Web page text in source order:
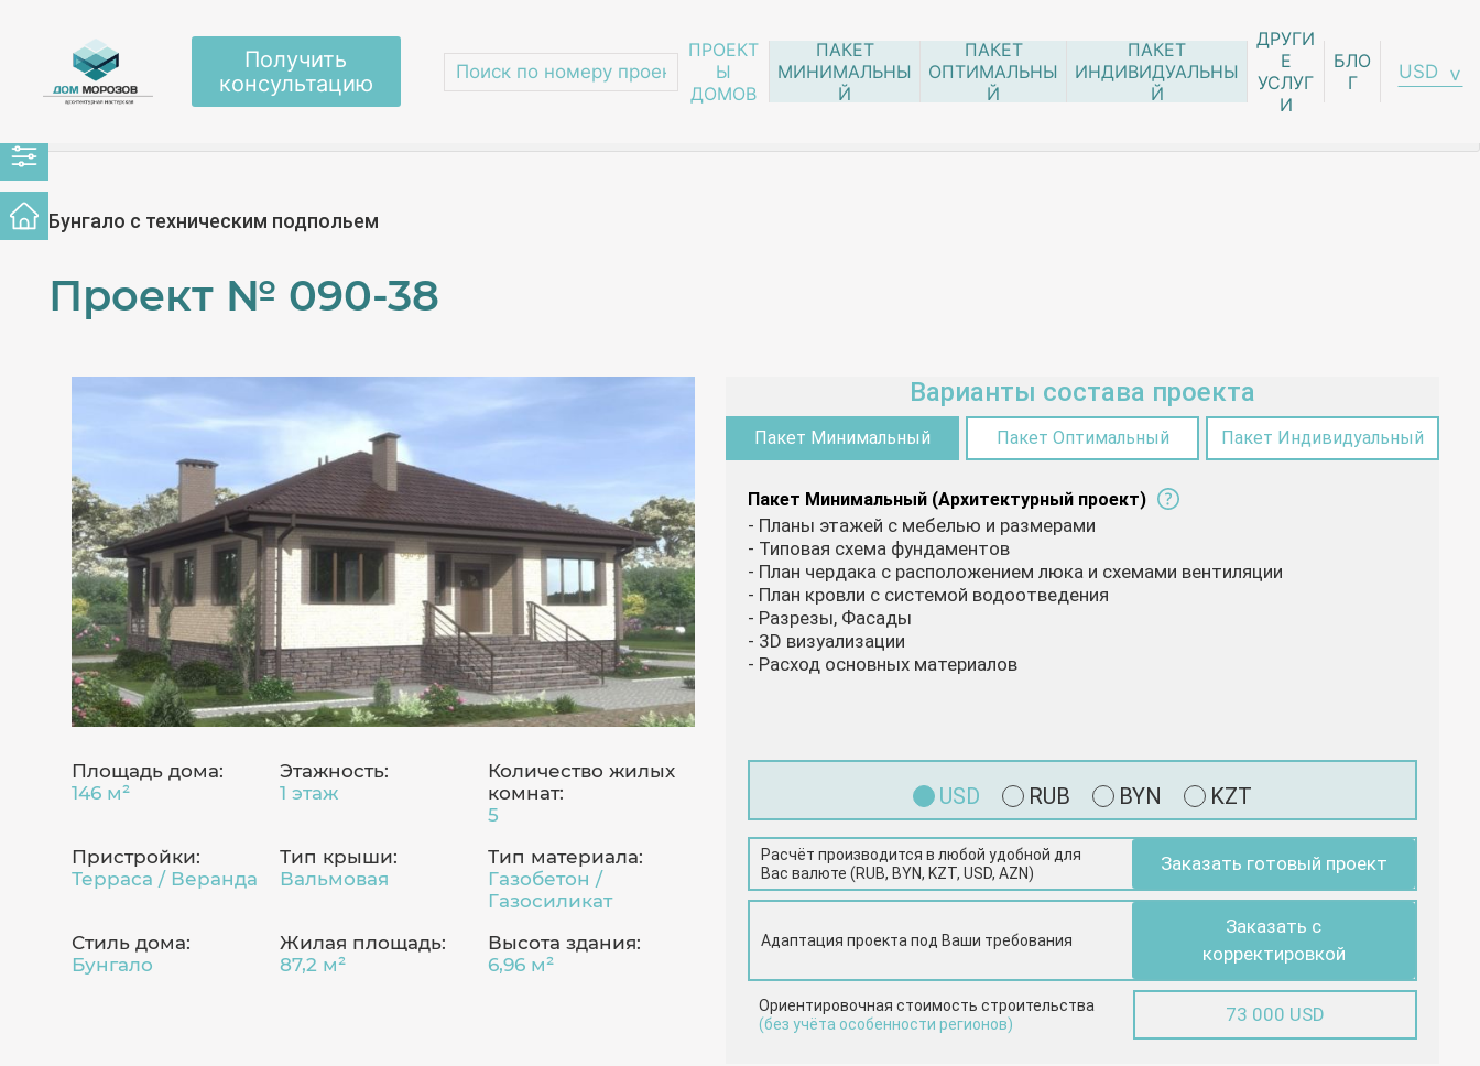
Получить
консультацию
ПРОЕКТ
Ы
ДОМОВ
ПАКЕТ
МИНИМАЛЬНЫ
Й
ПАКЕТ
ОПТИМАЛЬНЫ
Й
ПАКЕТ
ИНДИВИДУАЛЬНЫ
Й
ДРУГИ
Е
УСЛУГ
И
БЛО
Г
USD
Бунгало с техническим подпольем
Проект № 090-38
Площадь дома:
146 м²
Этажность:
1 этаж
Количество жилых
комнат:
5
Пристройки:
Терраса / Веранда
Тип крыши:
Вальмовая
Тип материала:
Газобетон /
Газосиликат
Стиль дома:
Бунгало
Жилая площадь:
87,2 м²
Высота здания:
6,96 м²
Варианты состава проекта
Пакет Минимальный Пакет Оптимальный Пакет Индивидуальный
Пакет Минимальный (Архитектурный проект)
- Планы этажей с мебелью и размерами
- Типовая схема фундаментов
- План чердака с расположением люка и схемами вентиляции
- План кровли с системой водоотведения
- Разрезы, Фасады
- 3D визуализации
- Расход основных материалов
USD RUB BYN KZT
Расчёт производится в любой удобной для
Вас валюте (RUB, BYN, KZT, USD, AZN)
Заказать готовый проект
Адаптация проекта под Ваши требования
Заказать с
корректировкой
Ориентировочная стоимость строительства
(без учёта особенности регионов)
73 000 USD